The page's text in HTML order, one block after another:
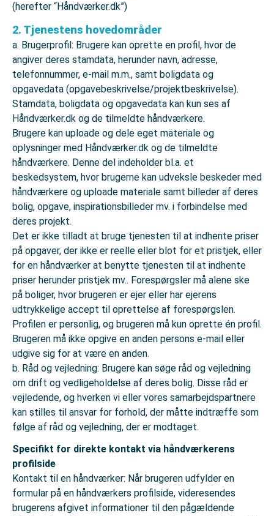
(herefter “Håndværker.dk”)
2. Tjenestens hovedområder
a. Brugerprofil: Brugere kan oprette en profil, hvor de
angiver deres stamdata, herunder navn, adresse,
telefonnummer, e-mail m.m., samt boligdata og
opgavedata (opgavebeskrivelse/projektbeskrivelse).
Stamdata, boligdata og opgavedata kan kun ses af
Håndværker.dk og de tilmeldte håndværkere.
Brugere kan uploade og dele eget materiale og
oplysninger med Håndværker.dk og de tilmeldte
håndværkere. Denne del indeholder bl.a. et
beskedsystem, hvor brugerne kan udveksle beskeder med
håndværkere og uploade materiale samt billeder af deres
bolig, opgave, inspirationsbilleder mv. i forbindelse med
deres projekt.
Det er ikke tilladt at bruge tjenesten til at indhente priser
på opgaver, der ikke er reelle eller blot for et pristjek, eller
for en håndværker at benytte tjenesten til at indhente
priser herunder pristjek mv.. Forespørgsler må alene ske
på boliger, hvor brugeren er ejer eller har ejerens
udtrykkelige accept til oprettelse af forespørgslen.
Profilen er personlig, og brugeren må kun oprette én profil.
Brugeren må ikke opgive en anden persons e-mail eller
udgive sig for at være en anden.
b. Råd og vejledning: Brugere kan søge råd og vejledning
om drift og vedligeholdelse af deres bolig. Disse råd er
vejledende, og hverken vi eller vores samarbejdspartnere
kan stilles til ansvar for forhold, der måtte indtræffe som
følge af råd og vejledning, der er modtaget.
Specifikt for direkte kontakt via håndværkerens
profilside
Kontakt til en håndværker: Når brugeren udfylder en
formular på en håndværkers profilside, videresendes
brugerens afgivet informationer til den pågældende